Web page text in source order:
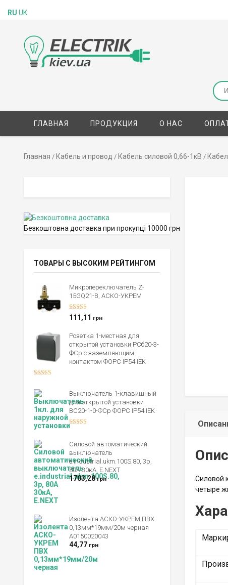
ГЛАВНАЯ ПРОДУКЦИЯ О НАС
Главная / Кабель и провод / Кабель силовой 0,66-1кВ /
Силовой
четыре
Безкоштовна доставка при прокупці 10000 грн
ТОВАРЫ С ВЫСОКИМ РЕЙТИНГОМ
Микропереключатель Z-
15GQ21-B, АСКО-УКРЕМ
Оценка5.00
из 5
111,11 грн
Розетка 1-местная для
открытой установки РСб20-3-
ФСр с заземляющим
контактом ФОРС IP54 IEK
4.00
Выключатель 1-клавишный
для открытой установки
ВС20-1-0-ФСр ФОРС IP54 IEK
Силовой автоматический
выключатель
e.industrial.ukm.100S.80, 3р,
80А 30кА, E.NEXT
1703,28грн
Изолента АСКО-УКРЕМ ПВХ
0,13мм*19мм/20м черная
A0150020043
44,77 грн
RU UK